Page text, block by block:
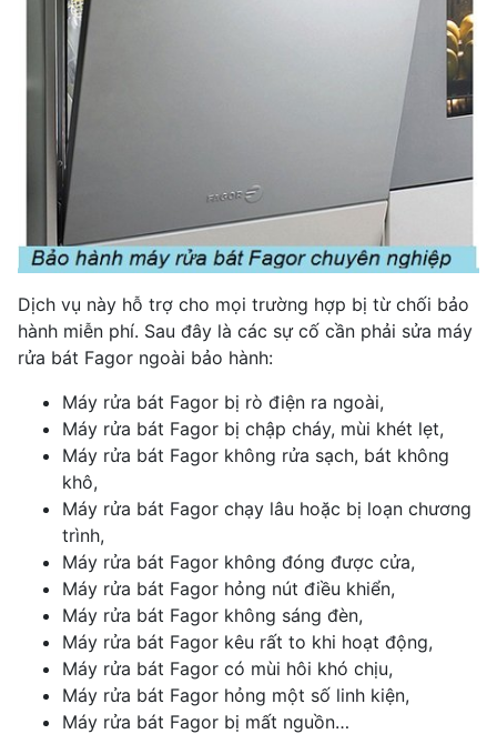
Dịch vụ này hỗ trợ cho mọi trường hợp bị từ chối bảo
hành miễn phí. Sau đây là các sự cố cần phải sửa máy
rửa bát Fagor ngoài bảo hành:
Máy rửa bát Fagor bị rò điện ra ngoài,
Máy rửa bát Fagor bị chập cháy, mùi khét lẹt,
Máy rửa bát Fagor không rửa sạch, bát không
khô,
Máy rửa bát Fagor chạy lâu hoặc bị loạn chương
trình,
Máy rửa bát Fagor không đóng được cửa,
Máy rửa bát Fagor hỏng nút điều khiển,
Máy rửa bát Fagor không sáng đèn,
Máy rửa bát Fagor kêu rất to khi hoạt động,
Máy rửa bát Fagor có mùi hôi khó chịu,
Máy rửa bát Fagor hỏng một số linh kiện,
Máy rửa bát Fagor bị mất nguồn…